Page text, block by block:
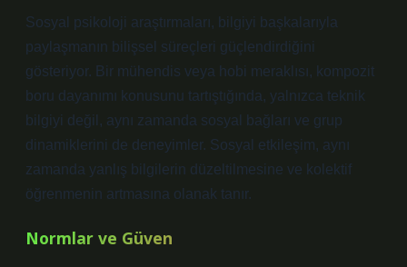
Sosyal psikoloji araştırmaları, bilgiyi başkalarıyla
paylaşmanın bilişsel süreçleri güçlendirdiğini
gösteriyor. Bir mühendis veya hobi meraklısı, kompozit
boru dayanımı konusunu tartıştığında, yalnızca teknik
bilgiyi değil, aynı zamanda sosyal bağları ve grup
dinamiklerini de deneyimler. Sosyal etkileşim, aynı
zamanda yanlış bilgilerin düzeltilmesine ve kolektif
öğrenmenin artmasına olanak tanır.
Normlar ve Güven